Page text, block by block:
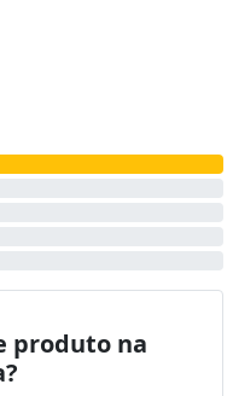
produto na